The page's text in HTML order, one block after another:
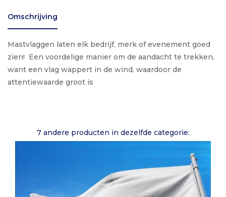
Omschrijving
Mastvlaggen laten elk bedrijf, merk of evenement goed
zien! Een voordelige manier om de aandacht te trekken,
want een vlag wappert in de wind, waardoor de
attentiewaarde groot is
7 andere producten in dezelfde categorie: